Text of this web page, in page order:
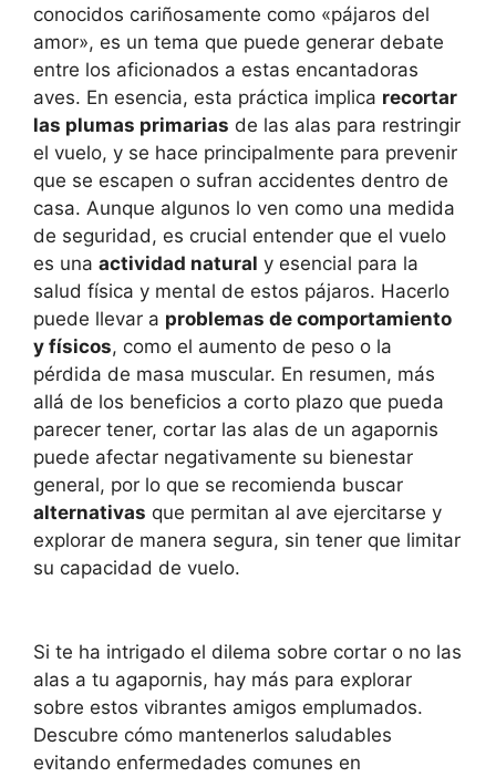
conocidos cariñosamente como «pájaros del
amor», es un tema que puede generar debate
entre los aficionados a estas encantadoras
aves. En esencia, esta práctica implica recortar
las plumas primarias de las alas para restringir
el vuelo, y se hace principalmente para prevenir
que se escapen o sufran accidentes dentro de
casa. Aunque algunos lo ven como una medida
de seguridad, es crucial entender que el vuelo
es una actividad natural y esencial para la
salud física y mental de estos pájaros. Hacerlo
puede llevar a problemas de comportamiento
y físicos, como el aumento de peso o la
pérdida de masa muscular. En resumen, más
allá de los beneficios a corto plazo que pueda
parecer tener, cortar las alas de un agapornis
puede afectar negativamente su bienestar
general, por lo que se recomienda buscar
alternativas que permitan al ave ejercitarse y
explorar de manera segura, sin tener que limitar
su capacidad de vuelo.
Si te ha intrigado el dilema sobre cortar o no las
alas a tu agapornis, hay más para explorar
sobre estos vibrantes amigos emplumados.
Descubre cómo mantenerlos saludables
evitando enfermedades comunes en